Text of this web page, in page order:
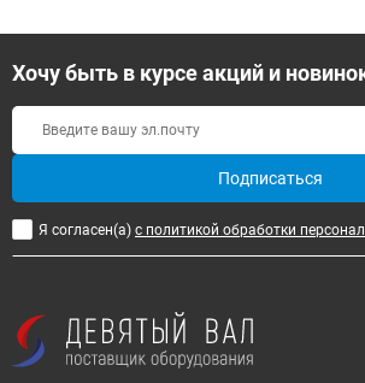
Хочу быть в курсе акций и
Подписаться
Я согласен(a) с политикой обработки